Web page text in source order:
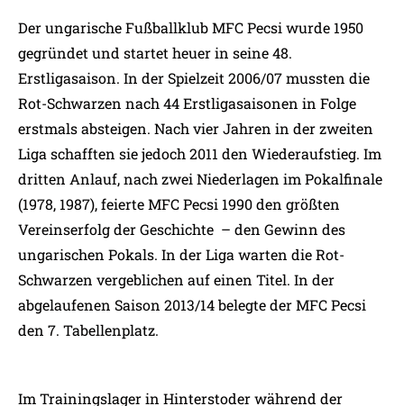
Der ungarische Fußballklub MFC Pecsi wurde 1950
gegründet und startet heuer in seine 48.
Erstligasaison. In der Spielzeit 2006/07 mussten die
Rot-Schwarzen nach 44 Erstligasaisonen in Folge
erstmals absteigen. Nach vier Jahren in der zweiten
Liga schafften sie jedoch 2011 den Wiederaufstieg. Im
dritten Anlauf, nach zwei Niederlagen im Pokalfinale
(1978, 1987), feierte MFC Pecsi 1990 den größten
Vereinserfolg der Geschichte – den Gewinn des
ungarischen Pokals. In der Liga warten die Rot-
Schwarzen vergeblichen auf einen Titel. In der
abgelaufenen Saison 2013/14 belegte der MFC Pecsi
den 7. Tabellenplatz.
Im Trainingslager in Hinterstoder während der